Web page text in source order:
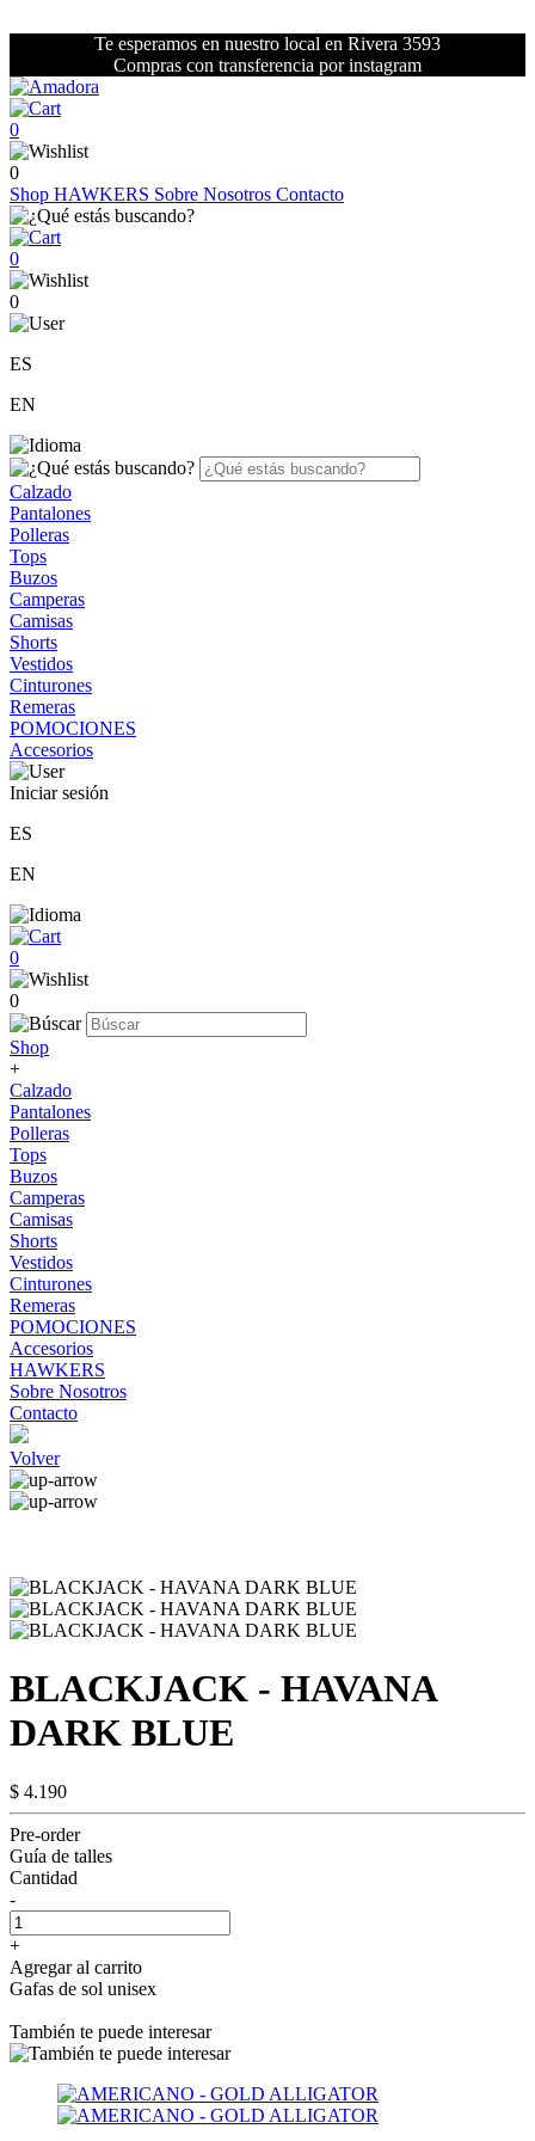
Te esperamos en nuestro local en Rivera 3593
Compras con transferencia por instagram
0
0
Shop HAWKERS Sobre Nosotros Contacto
0
0
ES
EN
Calzado
Pantalones
Polleras
Tops
Buzos
Camperas
Camisas
Shorts
Vestidos
Cinturones
Remeras
POMOCIONES
Accesorios
Iniciar sesión
ES
EN
0
0
Shop
+
Calzado
Pantalones
Polleras
Tops
Buzos
Camperas
Camisas
Shorts
Vestidos
Cinturones
Remeras
POMOCIONES
Accesorios
HAWKERS
Sobre Nosotros
Contacto
Volver
BLACKJACK - HAVANA
DARK BLUE
$ 4.190
Pre-order
Guía de talles
Cantidad
-
+
Agregar al carrito
Gafas de sol unisex
También te puede interesar